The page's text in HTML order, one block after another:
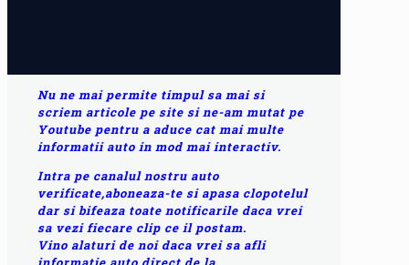
Nu ne mai permite timpul sa mai si
scriem articole pe site si ne-am mutat pe
Youtube pentru a aduce cat mai multe
informatii auto in mod mai interactiv.
Intra pe canalul nostru auto
verificate,aboneaza-te si apasa clopotelul
dar si bifeaza toate notificarile daca vrei
sa vezi fiecare clip ce il postam.
Vino alaturi de noi daca vrei sa afli